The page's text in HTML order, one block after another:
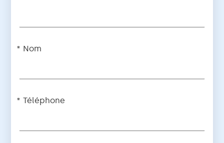
Nom
Téléphone